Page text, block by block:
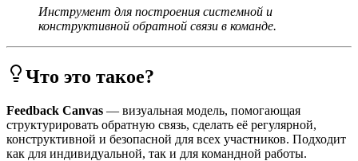
Инструмент для построения системной и
конструктивной обратной связи в команде.
Что это такое?
Feedback Canvas — визуальная модель, помогающая
структурировать обратную связь, сделать её регулярной,
конструктивной и безопасной для всех участников. Подходит
как для индивидуальной, так и для командной работы.